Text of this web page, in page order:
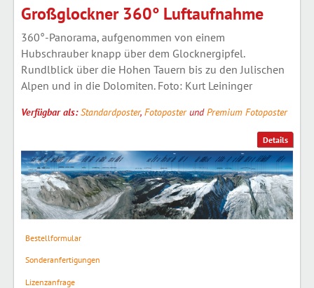
Details
Großglockner 360° Luftaufnahme
360°-Panorama, aufgenommen von einem
Hubschrauber knapp über dem Glocknergipfel.
Rundlblick über die Hohen Tauern bis zu den Julischen
Alpen und in die Dolomiten. Foto: Kurt Leininger
Verfügbar als:Standardposter, FotoposterundPremium Fotoposter
Bestellformular
Sonderanfertigungen
Lizenzanfrage